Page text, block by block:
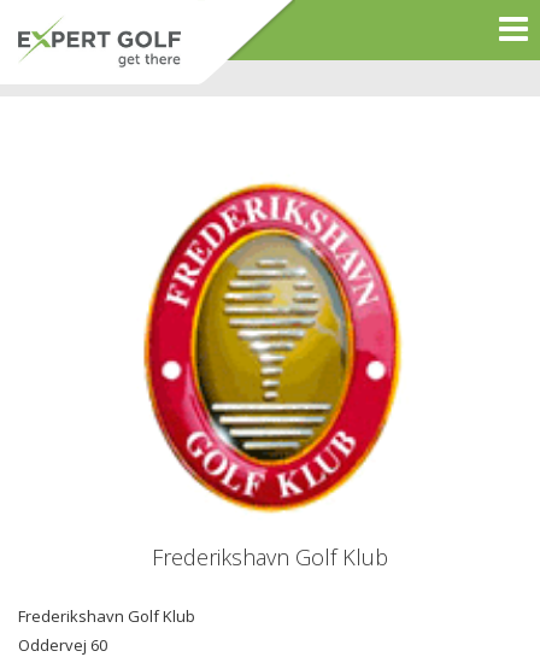
Frederikshavn Golf Klub
Frederikshavn Golf Klub
Oddervej 60